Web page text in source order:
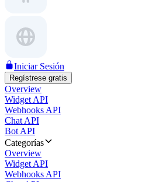
Iniciar Sesión
Regístrese gratis
Overview
Widget API
Webhooks API
Chat API
Bot API
Categorías
Overview
Widget API
Webhooks API